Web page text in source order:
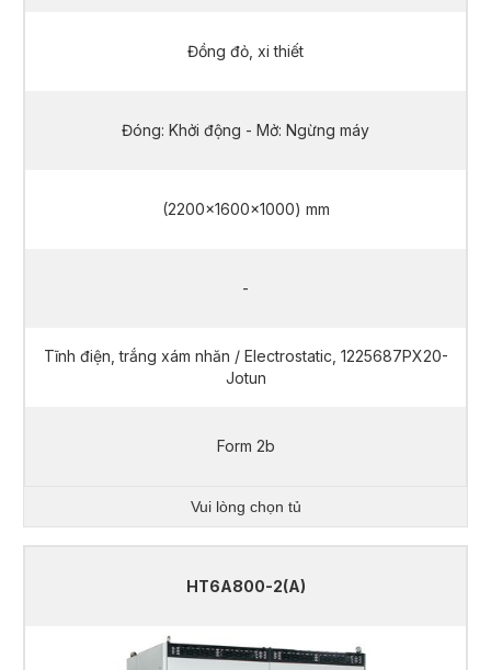
Đồng đỏ, xi thiết
Đóng: Khởi động - Mở: Ngừng máy
(2200x1600x1000) mm
-
Tĩnh điện, trắng xám nhăn / Electrostatic, 1225687PX20-
Jotun
Form 2b
Vui lòng chọn tủ
HT6A800-2(A)